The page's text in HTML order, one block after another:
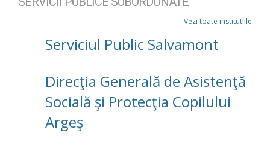
Vezi toate institutiile
Serviciul Public Salvamont
Direcţia Generală de Asistenţă
Socială şi Protecţia Copilului
Argeş